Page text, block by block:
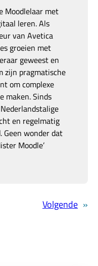
Moodlelaar met
leren. Als
van Avetica
groeien met
geweest en
zijn pragmatische
om complexe
maken. Sinds
en regelmatig
Geen wonder dat
Moodle’
Volgende »